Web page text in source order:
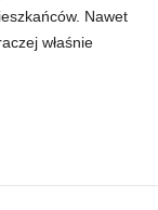
Nawet
właśnie